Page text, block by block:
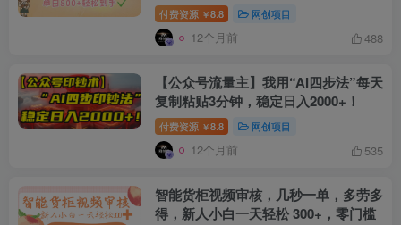
付费资源 ￥8.8 网创项目
12个月前 488
【公众号流量主】我用“AI四步法”每天
复制粘贴3分钟，稳定日入2000+！
付费资源 ￥8.8 网创项目
12个月前 535
智能货柜视频审核，几秒一单，多劳多
得，新人小白一天轻松 300+，零门槛